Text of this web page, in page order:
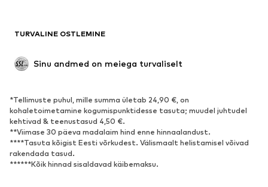
Sündmused
JALANÕUD
Uus
Vabaaja jalanõud
Pahkluusaapad
Kontsasaapad ja -kingad
Saapad
TURVALINE OSTLEMINE
Sinu andmed on meiega turvaliselt
*Tellimuste puhul, mille summa ületab 24,90 €, on
kohaletoimetamine kogumispunktidesse tasuta; muudel juhtudel
kehtivad & teenustasud 4,50 €.
**Viimase 30 päeva madalaim hind enne hinnaalandust.
****Tasuta kõigist Eesti võrkudest. Välismaalt helistamisel võivad
rakendada tasud.
******Kõik hinnad sisaldavad käibemaksu.